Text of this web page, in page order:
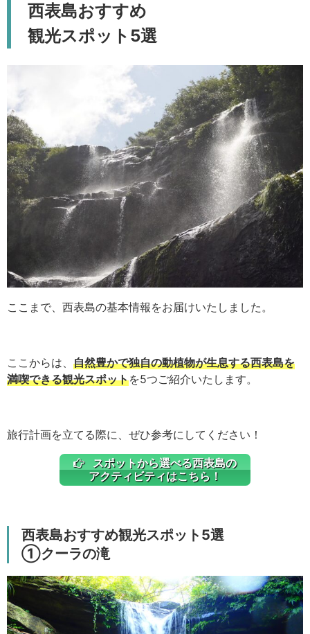
西表島おすすめ
観光スポット5選
ここまで、西表島の基本情報をお届けいたしました。
ここからは、 自然豊かで独自の動植物が生息する西表島を
満喫できる観光スポットを5つご紹介いたします。
旅行計画を立てる際に、ぜひ参考にしてください！
スポットから選べる西表島の
アクティビティはこちら！
西表島おすすめ観光スポット5選
①クーラの滝